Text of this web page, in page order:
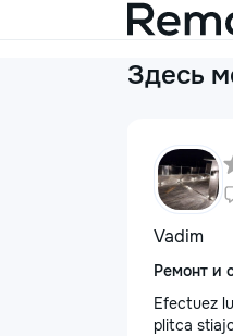
Здесь
Vadim
Ремонт и
Efectuez
plitca